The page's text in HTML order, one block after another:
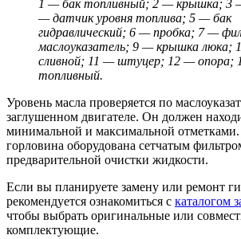
1 — бак топливный; 2 — крышка; 3
— датчик уровня топлива; 5 — бак
гидравлический; 6 — пробка; 7 —
маслоуказатель; 9 — крышка люка;
сливной; 11 — штуцер; 12 — опора;
топливный.
Уровень масла проверяется по
заглушенном двигателе. Он должен
минимальной и максимальной отметками.
горловина оборудована сетчатым
предварительной очистки жидкости.
Если вы планируете замену или ремонт
рекомендуется ознакомиться с каталогом
чтобы выбрать оригинальные или
комплектующие.